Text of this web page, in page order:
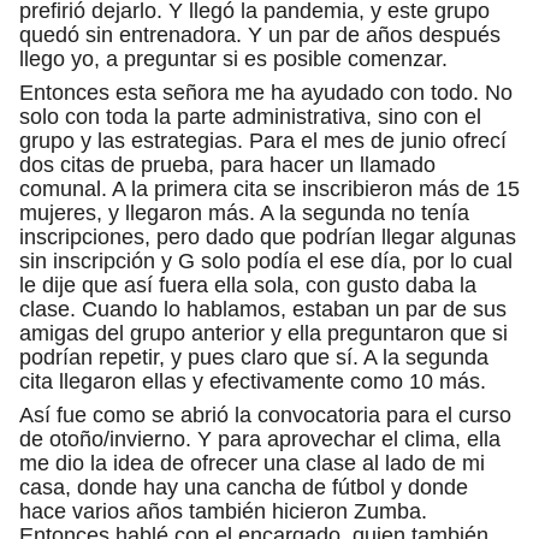
prefirió dejarlo. Y llegó la pandemia, y este grupo
quedó sin entrenadora. Y un par de años después
llego yo, a preguntar si es posible comenzar.
Entonces esta señora me ha ayudado con todo. No
solo con toda la parte administrativa, sino con el
grupo y las estrategias. Para el mes de junio ofrecí
dos citas de prueba, para hacer un llamado
comunal. A la primera cita se inscribieron más de 15
mujeres, y llegaron más. A la segunda no tenía
inscripciones, pero dado que podrían llegar algunas
sin inscripción y G solo podía el ese día, por lo cual
le dije que así fuera ella sola, con gusto daba la
clase. Cuando lo hablamos, estaban un par de sus
amigas del grupo anterior y ella preguntaron que si
podrían repetir, y pues claro que sí. A la segunda
cita llegaron ellas y efectivamente como 10 más.
Así fue como se abrió la convocatoria para el curso
de otoño/invierno. Y para aprovechar el clima, ella
me dio la idea de ofrecer una clase al lado de mi
casa, donde hay una cancha de fútbol y donde
hace varios años también hicieron Zumba.